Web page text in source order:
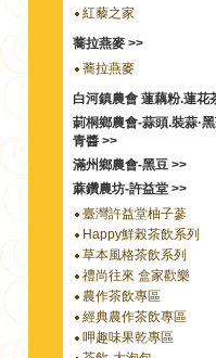
紅藜之家
蕎拉燕麥 >>
蕎拉燕麥
白河鎮農會 蓮藕粉.蓮花
莿桐鄉農會-蒜頭.裝蒜·
青醬 >>
滿州鄉農會-黑豆 >>
蔴鑽農坊-許益堂 >>
臺灣許益堂柚子蔘
Happy鮮榖茶飲系列
草本風格茶飲系列
禮尚往來 盒家歡樂
農作茶飲專區
經典農作茶飲專區
呷趣味果乾專區